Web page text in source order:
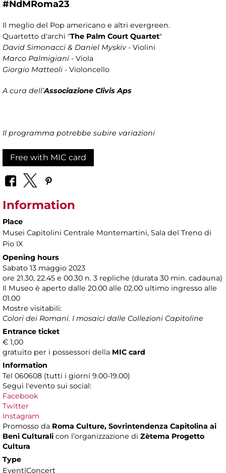
#NdMRoma23
Il meglio del Pop americano e altri evergreen.
Quartetto d'archi "The Palm Court Quartet"
David Simonacci & Daniel Myskiv- Violini
Marco Palmigiani - Viola
Giorgio Matteoli - Violoncello
A cura dell’Associazione Clivis Aps
Il programma potrebbe subire variazioni
Free with MIC card
Information
Place
Musei Capitolini Centrale Montemartini, Sala del Treno di
Pio IX
Opening hours
Sabato 13 maggio 2023
ore 21.30, 22.45 e 00.30 n. 3 repliche (durata 30 min. cadauna)
Il Museo è aperto dalle 20.00 alle 02.00 ultimo ingresso alle
01.00
Mostre visitabili:
Colori dei Romani. I mosaici dalle Collezioni Capitoline
Entrance ticket
€ 1,00
gratuito per i possessori della MIC card
Information
Tel 060608 (tutti i giorni 9.00-19.00)
Segui l'evento sui social:
Facebook
Twitter
Instagram
Promosso da Roma Culture, Sovrintendenza Capitolina ai
Beni Culturali con l’organizzazione di Zètema Progetto
Cultura
Type
Event|Concert